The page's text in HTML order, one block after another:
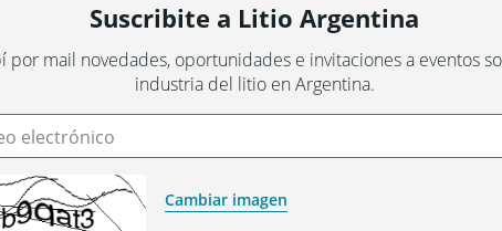
Suscribite a Litio Argentina
por mail novedades, oportunidades e invitaciones a eventos
industria del litio en Argentina.
electrónico
Cambiar imagen